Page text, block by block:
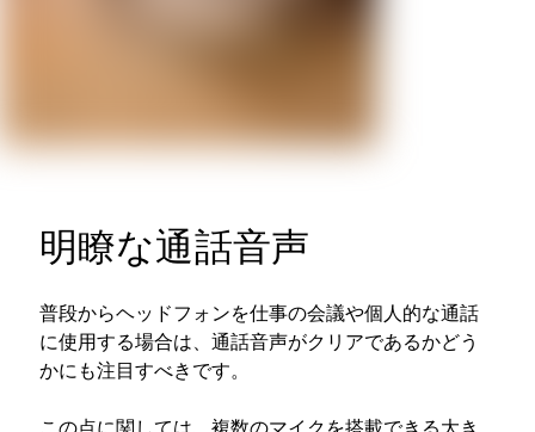
明瞭な通話音声
普段からヘッドフォンを仕事の会議や個人的な通話
に使用する場合は、通話音声がクリアであるかどう
かにも注目すべきです。